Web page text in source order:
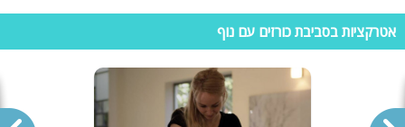
פיינטבול חוות גלבוע –יום כיף מגבש הכולל משחק לחימה אתגרי עם
אפקטים, אבזור, מתקנים ועוד. במתחם מציע גם טיולי טרקטורונים, ג'יפים,
אופניים, סנפלינג, קירות טיפוס ועוד ספורט אתגרי
מחפשים וילות בכורזים? נשמח לעזור!
אטרקציות בסביבת כורזים עם נוף